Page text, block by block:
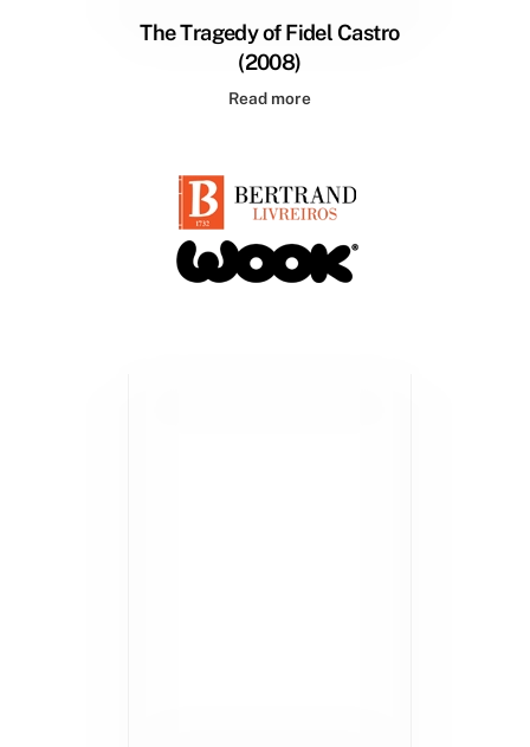
The Tragedy of Fidel Castro
(2008)
Read more